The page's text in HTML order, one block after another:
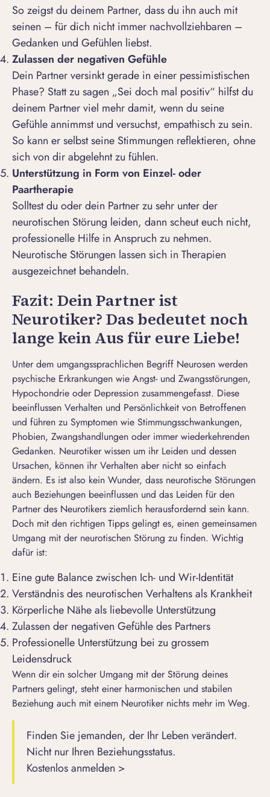
So zeigst du deinem Partner, dass du ihn auch mit
seinen – für dich nicht immer nachvollziehbaren –
Gedanken und Gefühlen liebst.
Zulassen der negativen Gefühle
Dein Partner versinkt gerade in einer pessimistischen
Phase? Statt zu sagen „Sei doch mal positiv“ hilfst du
deinem Partner viel mehr damit, wenn du seine
Gefühle annimmst und versuchst, empathisch zu sein.
So kann er selbst seine Stimmungen reflektieren, ohne
sich von dir abgelehnt zu fühlen.
Unterstützung in Form von Einzel- oder
Paartherapie
Solltest du oder dein Partner zu sehr unter der
neurotischen Störung leiden, dann scheut euch nicht,
professionelle Hilfe in Anspruch zu nehmen.
Neurotische Störungen lassen sich in Therapien
ausgezeichnet behandeln.
Fazit: Dein Partner ist
Neurotiker? Das bedeutet noch
lange kein Aus für eure Liebe!
Unter dem umgangssprachlichen Begriff Neurosen werden
psychische Erkrankungen wie Angst- und Zwangsstörungen,
Hypochondrie oder Depression zusammengefasst. Diese
beeinflussen Verhalten und Persönlichkeit von Betroffenen
und führen zu Symptomen wie Stimmungsschwankungen,
Phobien, Zwangshandlungen oder immer wiederkehrenden
Gedanken. Neurotiker wissen um ihr Leiden und dessen
Ursachen, können ihr Verhalten aber nicht so einfach
ändern. Es ist also kein Wunder, dass neurotische Störungen
auch Beziehungen beeinflussen und das Leiden für den
Partner des Neurotikers ziemlich herausfordernd sein kann.
Doch mit den richtigen Tipps gelingt es, einen gemeinsamen
Umgang mit der neurotischen Störung zu finden. Wichtig
dafür ist:
Eine gute Balance zwischen Ich- und Wir-Identität
Verständnis des neurotischen Verhaltens als Krankheit
Körperliche Nähe als liebevolle Unterstützung
Zulassen der negativen Gefühle des Partners
Professionelle Unterstützung bei zu grossem
Leidensdruck
Wenn dir ein solcher Umgang mit der Störung deines
Partners gelingt, steht einer harmonischen und stabilen
Beziehung auch mit einem Neurotiker nichts mehr im Weg.
Finden Sie jemanden, der Ihr Leben verändert.
Nicht nur Ihren Beziehungsstatus.
Kostenlos anmelden >